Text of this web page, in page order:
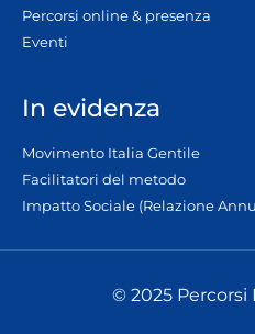
Percorsi online & presenza
Eventi
In evidenza
Movimento Italia Gentile
Facilitatori del metodo
Impatto Sociale (Relazione
© 2025 Percorsi